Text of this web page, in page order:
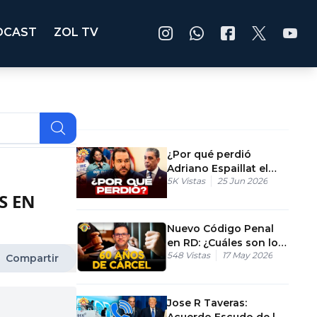
ZOL TV
EN
Compartir
¿Por qué perdió
Adriano Espaillat el
distrito 13 en NY?
5K Vistas 25 Jun 2026
Nuevo Código Penal
en RD: ¿Cuáles son los
cambios y delitos?
548 Vistas 17 May 2026
Jose R Taveras: